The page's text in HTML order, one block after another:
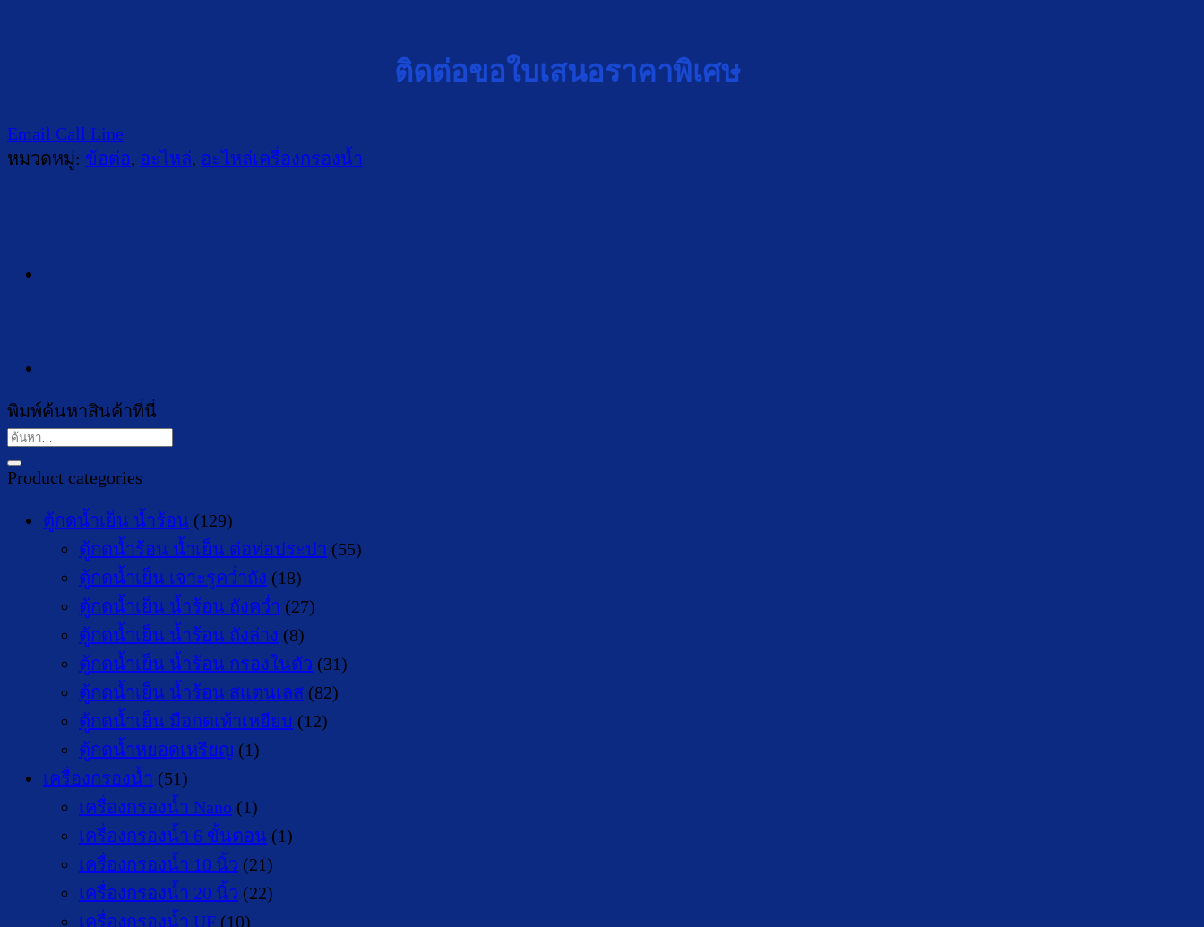
ติดต่อขอใบเสนอราคาพิเศษ
Email Call Line
หมวดหมู่: ข้อต่อ, อะไหล่, อะไหล่เครื่องกรองน้ำ
พิมพ์ค้นหาสินค้าที่นี่
ค้นหา:
Product categories
ตู้กดน้ำเย็น น้ำร้อน (129)
ตู้กดน้ำร้อน น้ำเย็น ต่อท่อประปา (55)
ตู้กดน้ำเย็น เจาะรูคว่ำถัง (18)
ตู้กดน้ำเย็น น้ำร้อน ถังคว่ำ (27)
ตู้กดน้ำเย็น น้ำร้อน ถังล่าง (8)
ตู้กดน้ำเย็น น้ำร้อน กรองในตัว (31)
ตู้กดน้ำเย็น น้ำร้อน สแตนเลส (82)
ตู้กดน้ำเย็น มือกดเท้าเหยียบ (12)
ตู้กดน้ำหยอดเหรียญ (1)
เครื่องกรองน้ำ (51)
เครื่องกรองน้ำ Nano (1)
เครื่องกรองน้ำ 6 ขั้นตอน (1)
เครื่องกรองน้ำ 10 นิ้ว (21)
เครื่องกรองน้ำ 20 นิ้ว (22)
เครื่องกรองน้ำ UF (10)